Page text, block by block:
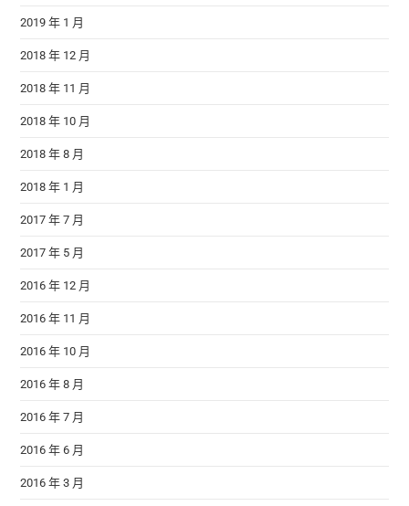
2019 年 1 月
2018 年 12 月
2018 年 11 月
2018 年 10 月
2018 年 8 月
2018 年 1 月
2017 年 7 月
2017 年 5 月
2016 年 12 月
2016 年 11 月
2016 年 10 月
2016 年 8 月
2016 年 7 月
2016 年 6 月
2016 年 3 月